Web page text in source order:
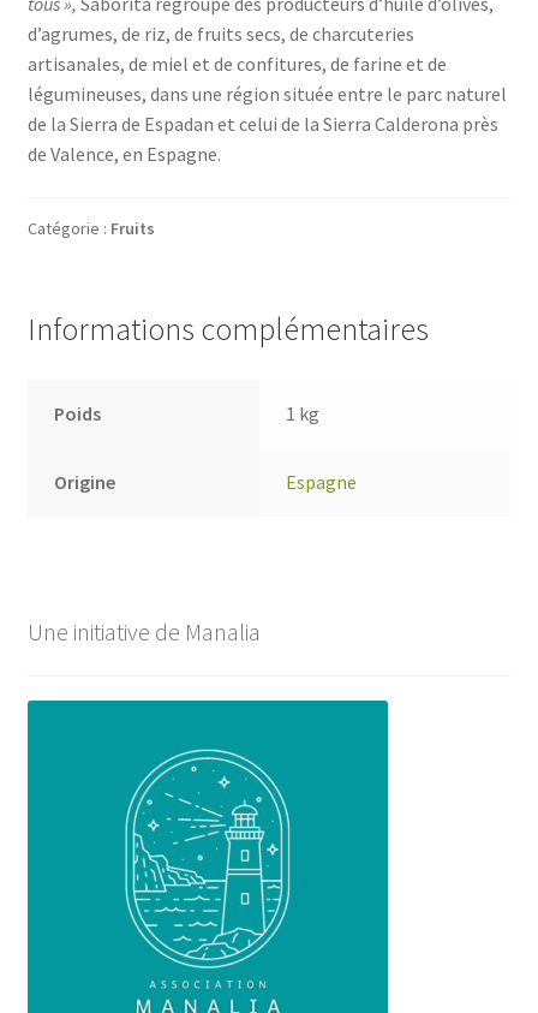
d’agrumes, de riz, de fruits secs, de charcuteries
artisanales, de miel et de confitures, de farine et de
légumineuses, dans une région située entre le parc naturel
de la Sierra de Espadan et celui de la Sierra Calderona près
de Valence, en Espagne.
Catégorie : Fruits
Informations complémentaires
Poids 1 kg
Origine Espagne
Une initiative de Manalia